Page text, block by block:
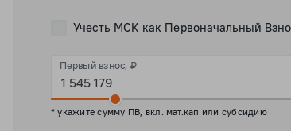
Учесть МСК как Первоначальный
Первый взнос, ₽
* укажите сумму ПВ, вкл. мат.кап или субсидию